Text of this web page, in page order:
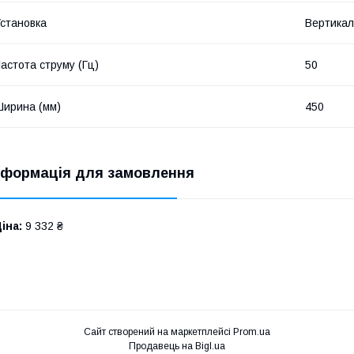
струму (Гц) 50
(мм) 450
для замовлення
9 332 ₴
Сайт створений на маркетплейсі Prom.ua
Продавець на Bigl.ua